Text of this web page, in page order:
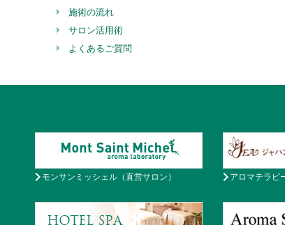
施術の流れ
サロン活用術
よくあるご質問
モンサンミッシェル（直営サロン） アロマテラピ